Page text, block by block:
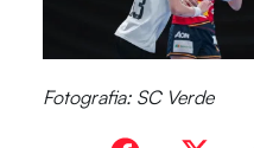
Gestionar
para almacenar y/o acceder a la
navegación o las identificaciones
Fotografia: SC Verde